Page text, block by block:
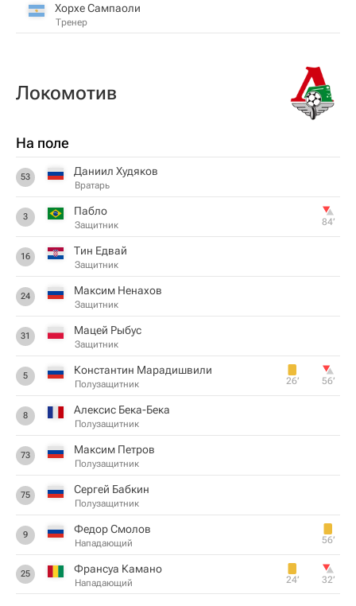
Хорхе Сампаоли
Тренер
Локомотив
На поле
53 Даниил Худяков
Вратарь
3 Пабло
Защитник 84‎’‎
16 Тин Едвай
Защитник
24 Максим Ненахов
Защитник
31 Мацей Рыбус
Защитник
5 Константин Марадишвили
Полузащитник 26‎’‎ 56‎’‎
8 Алексис Бека-Бека
Полузащитник
73 Максим Петров
Полузащитник
75 Сергей Бабкин
Полузащитник
9 Федор Смолов
Нападающий 56‎’‎
25 Франсуа Камано
Нападающий 24‎’‎ 32‎’‎